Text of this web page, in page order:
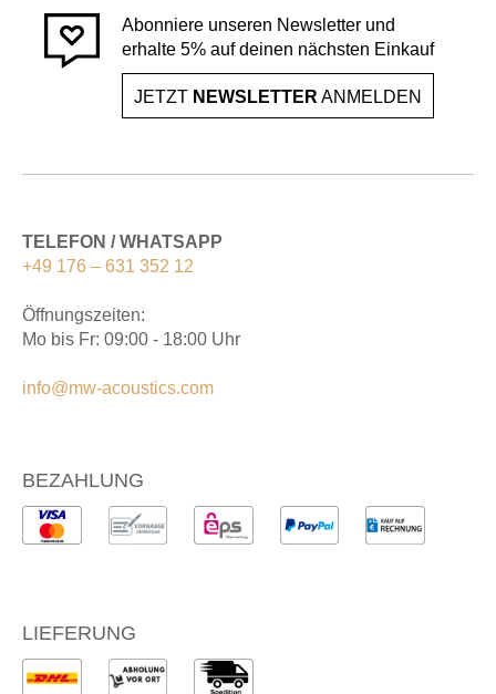
Abonniere unseren Newsletter und
erhalte 5% auf deinen nächsten Einkauf
JETZT NEWSLETTER ANMELDEN
TELEFON / WHATSAPP
+49 176 – 631 352 12
Öffnungszeiten:
Mo bis Fr: 09:00 - 18:00 Uhr
info@mw-acoustics.com
BEZAHLUNG
LIEFERUNG